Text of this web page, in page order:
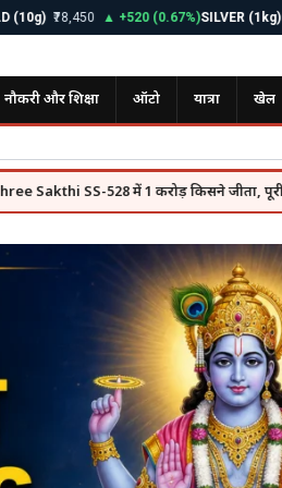
₹78,450 ▲ +520 (0.67%)SILVER (1kg) ₹98,200
नौकरी और शिक्षा ऑटो यात्रा खेल
528 में 1 करोड़ किसने जीता, पूरी लिस्ट देखें